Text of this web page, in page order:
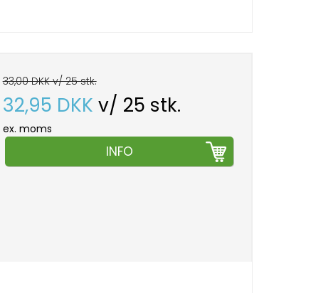
33,00 DKK v/ 25 stk.
32,95 DKK v/ 25 stk.
ex. moms
INFO